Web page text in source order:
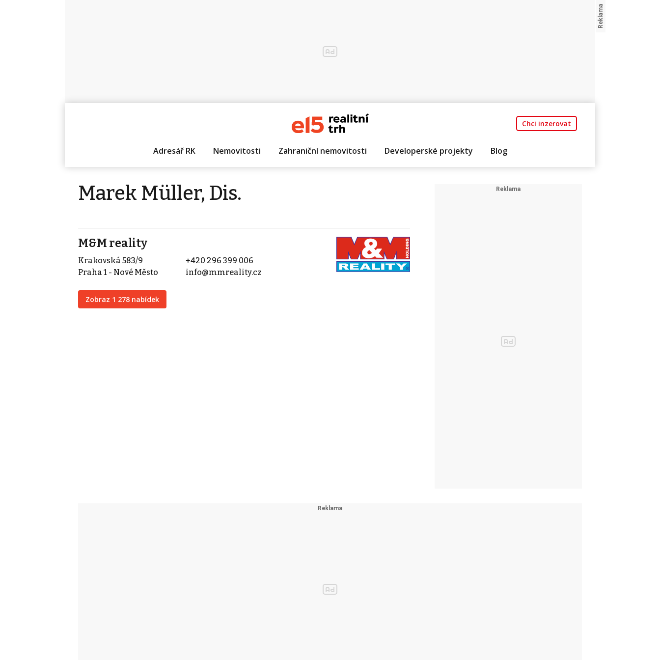
Chci inzerovat
Adresář RK Nemovitosti Zahraniční nemovitosti Developerské projekty Blog
Marek Müller, Dis.
M&M reality
Krakovská 583/9
Praha 1 - Nové Město
Zobraz 1 278 nabídek
+420 296 399 006
info@mmreality.cz